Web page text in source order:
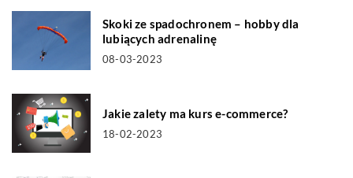
Skoki ze spadochronem – hobby dla
lubiących adrenalinę
08-03-2023
Jakie zalety ma kurs e-commerce?
18-02-2023